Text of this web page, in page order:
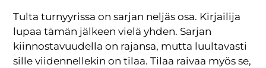
Tulta turnyyrissa on sarjan neljäs osa. Kirjailija
lupaa tämän jälkeen vielä yhden. Sarjan
kiinnostavuudella on rajansa, mutta luultavasti
sille viidennellekin on tilaa. Tilaa raivaa myös se,